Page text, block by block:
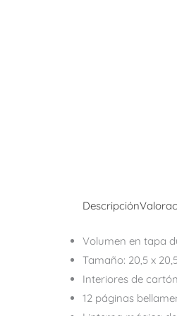
Descripción
Volumen en tapa
Tamaño: 20,5 x
Interiores de
12 páginas